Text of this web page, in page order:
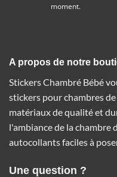
moment.
A propos de notre
Stickers Chambré Bébé
stickers pour chambres
matériaux de qualité et
l'ambiance de la chambre
autocollants faciles à
Une question ?